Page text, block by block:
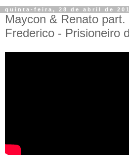
quinta-feira, 28 de abril de
Maycon & Renato
Frederico - Prisioneiro